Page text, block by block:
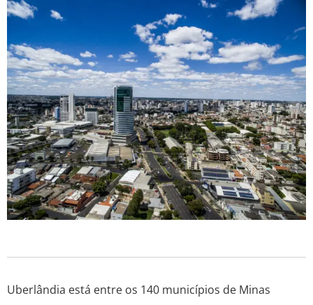
Uberlândia está entre os 140 municípios de Minas